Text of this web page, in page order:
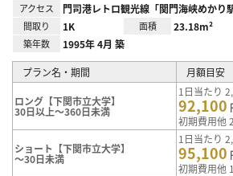
アクセス 門司港レトロ観光線「関門海峡めかり
間取り 1K 面積 23.18m²
築年数 1995年 4月 築
プラン名・期間 月額目安
ロング【下関市立大学】
30日以上～360日未満
1日当たり
92,100
初期費用他
ショート【下関市立大学】
～30日未満
1日当たり
95,100
初期費用他